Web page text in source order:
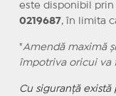
este disponibil
0219687, în limita
"Amendă maximă
împotriva oricui va
Cu siguranță